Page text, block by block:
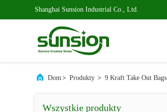
Shanghai Sunsion Industrial Co., Ltd.
Dom> Produkty > 9 Kraft Take Out
Wszystkie produkty